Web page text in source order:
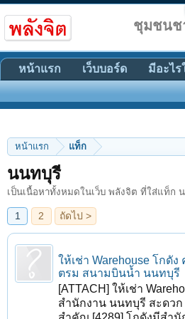
หน้าแรก แท็ก
นนทบุรี
เป็นเนื้อหาทั้งหมดในเว็บ พลังจิต ที่ใส่แท็ก
1 2 ถัดไป >
ให้เช่า Warehouse โกดั
ตรม สนามบินน้ำ นนทบุรี
[ATTACH] ให้เช่า
สำนักงาน นนทบุรี สะดว
ชุมชนช
หน้าแรก เว็บบอร์ด มีอะไร